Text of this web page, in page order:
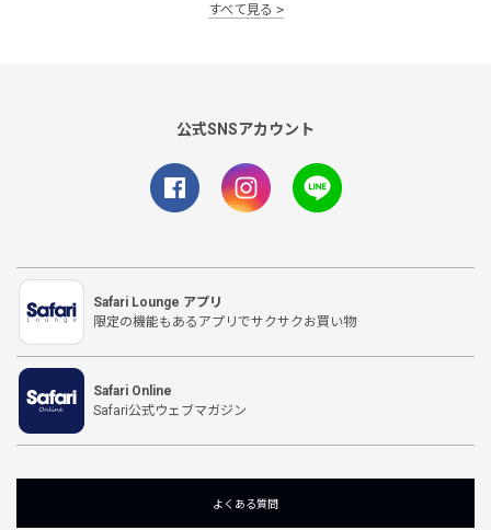
すべて見る
公式SNSアカウント
Safari Lounge アプリ
限定の機能もあるアプリでサクサクお買い物
Safari Online
Safari公式ウェブマガジン
よくある質問